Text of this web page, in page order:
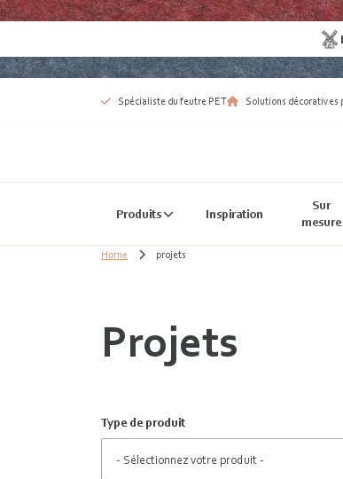
Spécialiste du feutre PET Solutions décoratives
Produits Inspiration
Sur
mesure
Home projets
Projets
Type de produit